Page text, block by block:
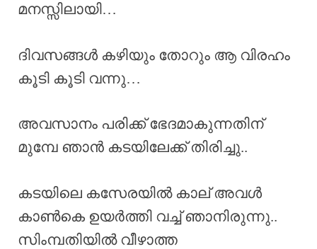
മനസ്സിലായി…
ദിവസങ്ങൾ കഴിയും തോറും ആ വിരഹം
കൂടി കൂടി വന്നു…
അവസാനം പരിക്ക് ഭേദമാകുന്നതിന്
മുമ്പേ ഞാൻ കടയിലേക്ക് തിരിച്ചു..
കടയിലെ കസേരയിൽ കാല് അവൾ
കാൺകെ ഉയർത്തി വച്ച് ഞാനിരുന്നു..
സിംമ്പതിയിൽ വീഴാത്ത